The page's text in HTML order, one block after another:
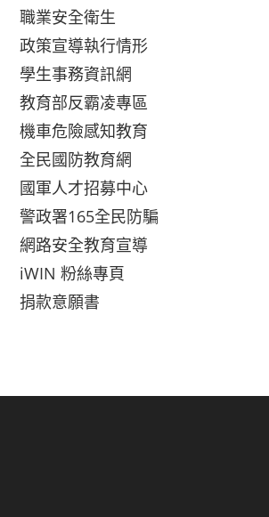
職業安全衛生
政策宣導執行情形
學生事務資訊網
教育部反霸凌專區
機車危險感知教育
全民國防教育網
國軍人才招募中心
警政署165全民防騙
網路安全教育宣導
iWIN 粉絲專頁
捐款意願書